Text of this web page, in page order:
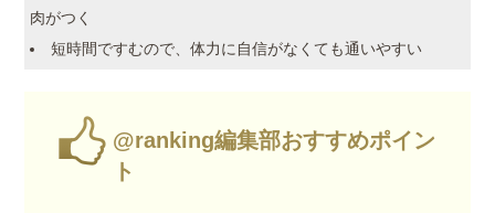
肉がつく
短時間ですむので、体力に自信がなくても通いやすい
@ranking編集部おすすめポイン
ト